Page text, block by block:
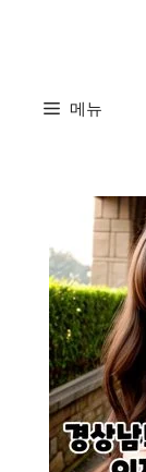
메뉴